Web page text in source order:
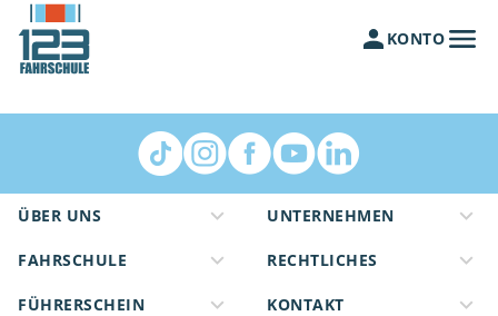
KONTO
ÜBER UNS
FAHRSCHULE
FÜHRERSCHEIN
UNTERNEHMEN
RECHTLICHES
KONTAKT